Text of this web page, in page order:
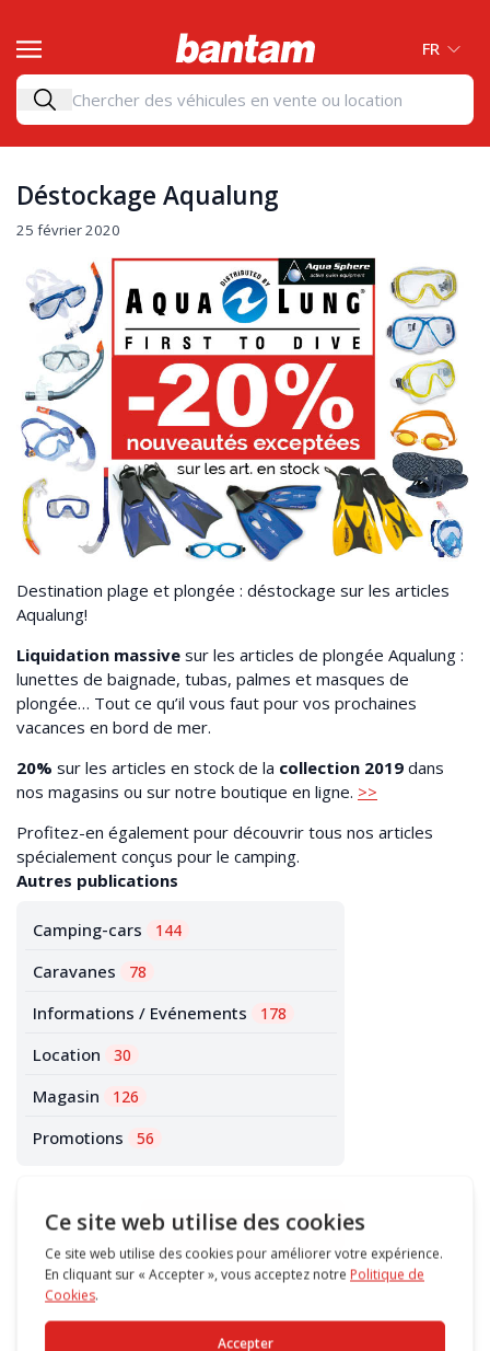
FR
Déstockage Aqualung
25 février 2020
Destination plage et plongée : déstockage sur les articles
Aqualung!
Liquidation massive sur les articles de plongée Aqualung :
lunettes de baignade, tubas, palmes et masques de
plongée… Tout ce qu’il vous faut pour vos prochaines
vacances en bord de mer.
20% sur les articles en stock de la collection 2019 dans
nos magasins ou sur notre boutique en ligne. >>
Profitez-en également pour découvrir tous nos articles
spécialement conçus pour le camping.
Autres publications
Camping-cars 144
Caravanes 78
Informations / Evénements 178
Location 30
Magasin 126
Promotions 56
Accéder au blog